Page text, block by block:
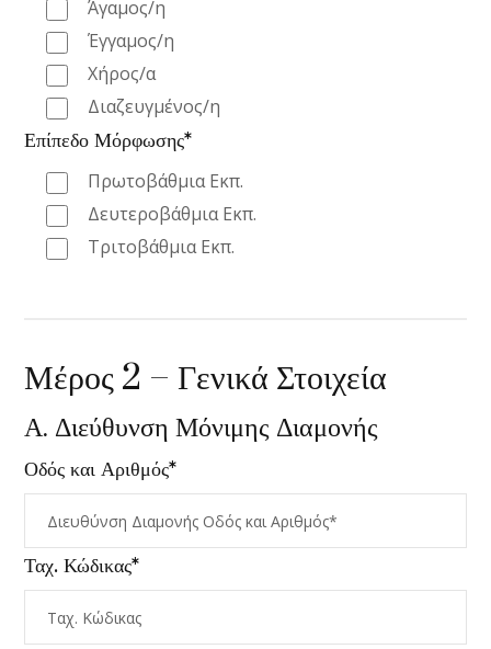
Άγαμος/η
Έγγαμος/η
Χήρος/α
Διαζευγμένος/η
Επίπεδο Μόρφωσης*
Πρωτοβάθμια Εκπ.
Δευτεροβάθμια Εκπ.
Τριτοβάθμια Εκπ.
Μέρος 2 – Γενικά Στοιχεία
Α. Διεύθυνση Μόνιμης Διαμονής
Οδός και Αριθμός*
Ταχ. Κώδικας*